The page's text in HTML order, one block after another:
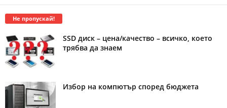
Не пропускай!
SSD диск – цена/качество – всичко, което
трябва да знаем
Избор на компютър според бюджета